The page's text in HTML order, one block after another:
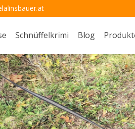
Schnüffelkrimi Blog